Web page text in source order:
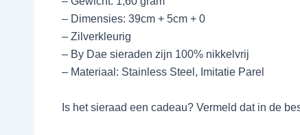
– Dimensies: 39cm + 5cm + 0
– Zilverkleurig
– By Dae sieraden zijn 100% nikkelvrij
– Materiaal: Stainless Steel, Imitatie Parel
Is het sieraad een cadeau? Vermeld dat in de